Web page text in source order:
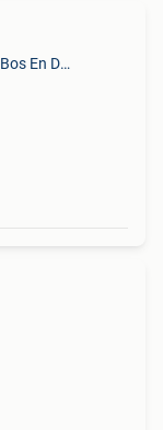
Kapelle-Op-Den-Bos En Deel Van Zemst